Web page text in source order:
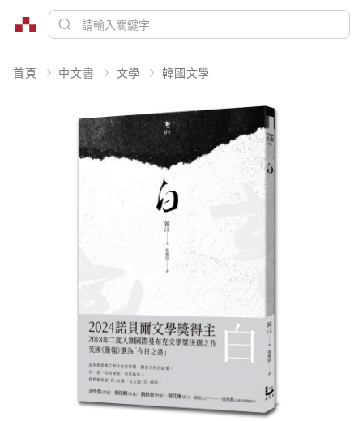
首頁 中文書 文學 韓國文學